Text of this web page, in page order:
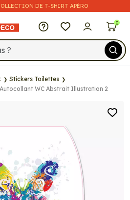
DE T-SHIRT APÉRO
MPA Déco 0
Stickers Toilettes
Autocollant WC Abstrait Illustration 2